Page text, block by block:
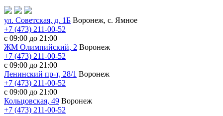
ул. Советская, д. 1Б Воронеж, с. Ямное
+7 (473) 211-00-52
с 09:00 до 21:00
ЖМ Олимпийский, 2 Воронеж
+7 (473) 211-00-52
с 09:00 до 21:00
Ленинский пр-т, 28/1 Воронеж
+7 (473) 211-00-52
с 09:00 до 21:00
Кольцовская, 49 Воронеж
+7 (473) 211-00-52